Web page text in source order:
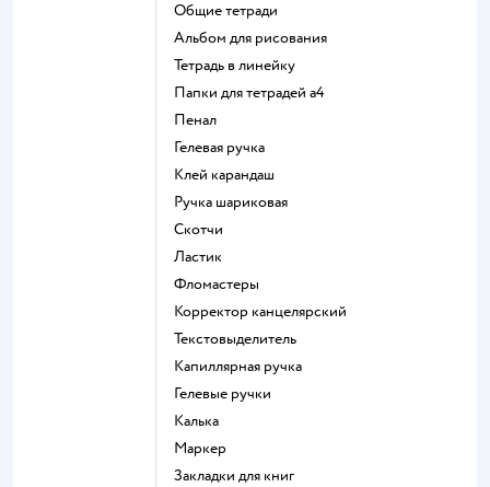
Общие тетради
Альбом для рисования
Тетрадь в линейку
Папки для тетрадей а4
Пенал
Гелевая ручка
Клей карандаш
Ручка шариковая
Скотчи
Ластик
Фломастеры
Корректор канцелярский
Текстовыделитель
Капиллярная ручка
Гелевые ручки
Калька
Маркер
Закладки для книг